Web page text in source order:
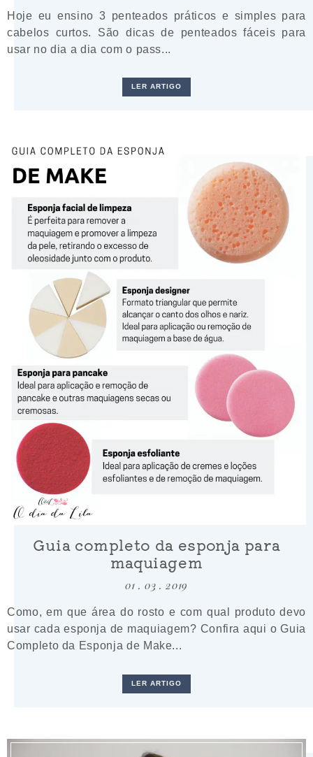
Hoje eu ensino 3 penteados práticos e simples para
cabelos curtos. São dicas de penteados fáceis para
usar no dia a dia com o pass...
LER ARTIGO
Guia completo da esponja para
maquiagem
01 . 03 . 2019
Como, em que área do rosto e com qual produto devo
usar cada esponja de maquiagem? Confira aqui o Guia
Completo da Esponja de Make...
LER ARTIGO